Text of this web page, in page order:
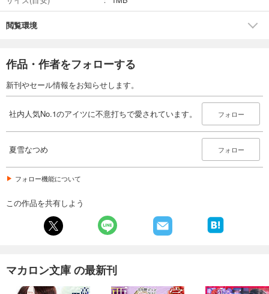
閲覧環境
作品・作者をフォローする
新刊やセール情報をお知らせします。
社内人気No.1のアイツに不意打ちで愛されています。 フォロー
夏雪なつめ フォロー
フォロー機能について
この作品を共有しよう
マカロン文庫 の最新刊